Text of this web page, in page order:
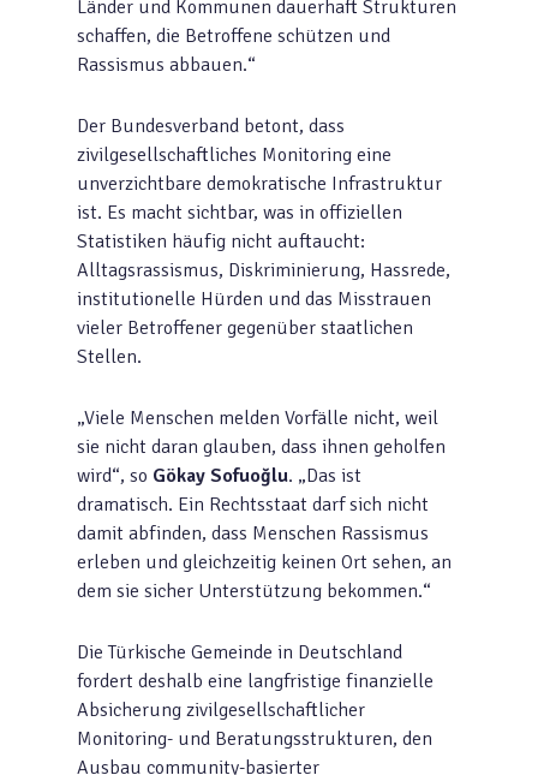
Länder und Kommunen dauerhaft Strukturen
schaffen, die Betroffene schützen und
Rassismus abbauen.“
Der Bundesverband betont, dass
zivilgesellschaftliches Monitoring eine
unverzichtbare demokratische Infrastruktur
ist. Es macht sichtbar, was in offiziellen
Statistiken häufig nicht auftaucht:
Alltagsrassismus, Diskriminierung, Hassrede,
institutionelle Hürden und das Misstrauen
vieler Betroffener gegenüber staatlichen
Stellen.
„Viele Menschen melden Vorfälle nicht, weil
sie nicht daran glauben, dass ihnen geholfen
wird“, so Gökay Sofuoğlu. „Das ist
dramatisch. Ein Rechtsstaat darf sich nicht
damit abfinden, dass Menschen Rassismus
erleben und gleichzeitig keinen Ort sehen, an
dem sie sicher Unterstützung bekommen.“
Die Türkische Gemeinde in Deutschland
fordert deshalb eine langfristige finanzielle
Absicherung zivilgesellschaftlicher
Monitoring- und Beratungsstrukturen, den
Ausbau community-basierter